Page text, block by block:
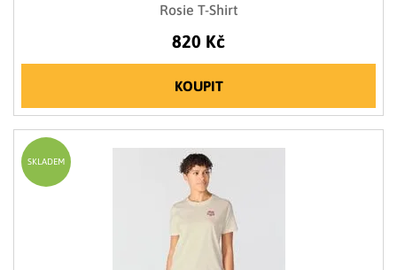
Rosie T-Shirt
820 Kč
KOUPIT
SKLADEM